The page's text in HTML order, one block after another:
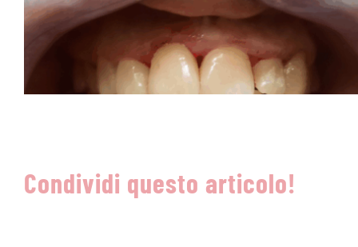
Condividi questo articolo!